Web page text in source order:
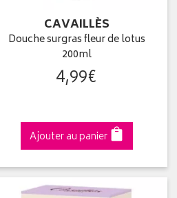
CAVAILLÈS
Douche surgras fleur de lotus
200ml
4,99€
Ajouter au panier